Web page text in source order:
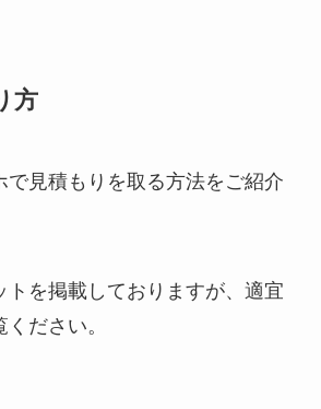
方
で見積もりを取る方法をご紹介
トを掲載しておりますが、適宜
ださい。